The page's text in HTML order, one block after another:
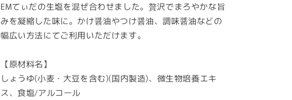
週
間】
EM
醤
(ひ
し
週
間】
EM
(ひ
し
EMてぃだの生塩を混ぜ合わせました。贅沢でまろやかな旨
みを凝縮した味に。かけ醤油やつけ醤油、調味醤油などの
幅広い方法にてご利用いただけます。
【原材料名】
しょうゆ(小麦・大豆を含む)(国内製造)、微生物培養エキ
ス、食塩/アルコール